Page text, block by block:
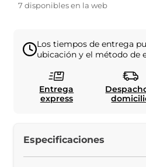
7 disponibles en la web
Los tiempos de entrega
ubicación y el método de
Entrega
express
Especificaciones